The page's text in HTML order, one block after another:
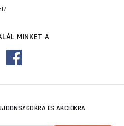
MINKET A
ÉS AKCIÓKRA